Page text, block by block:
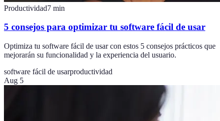
Productividad7 min
5 consejos para optimizar tu software fácil de usar
Optimiza tu software fácil de usar con estos 5 consejos prácticos que
mejorarán su funcionalidad y la experiencia del usuario.
software fácil de usarproductividad
Aug 5